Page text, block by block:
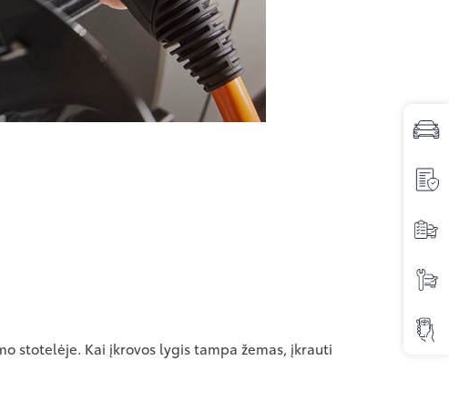
stotelėje. Kai įkrovos lygis tampa žemas, įkrauti